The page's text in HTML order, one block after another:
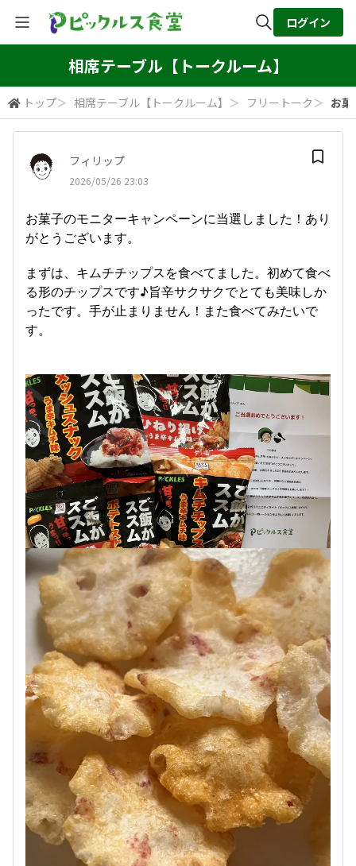
全体検索
検索
ログイン
相席テーブル【トークルーム】
トップ＞ 相席テーブル【トークルーム】 ＞ フリートーク ＞ お
フィリップ
2026/05/26 23:03
お菓子のモニターキャンペーンに当選しました！あり
がとうございます。
まずは、キムチチップスを食べてました。初めて食べ
る形のチップスです♪旨辛サクサクでとても美味しか
ったです。手が止まりません！また食べてみたいで
す。